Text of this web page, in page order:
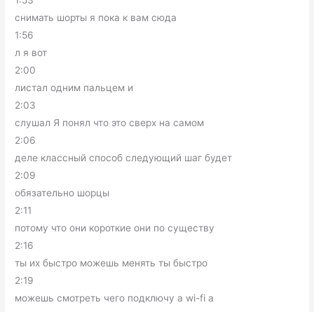
снимать шорты я пока к вам сюда
1:56
л я вот
2:00
листал одним пальцем и
2:03
слушал Я понял что это сверх на самом
2:06
деле классный способ следующий шаг будет
2:09
обязательно шорцы
2:11
потому что они короткие они по существу
2:16
ты их быстро можешь менять ты быстро
2:19
можешь смотреть чего подключу а wi-fi а